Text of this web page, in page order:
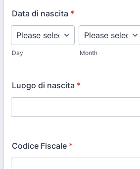
Data di nascita *
Day Month
Luogo di nascita *
Codice Fiscale *